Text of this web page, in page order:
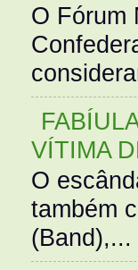
O Fórum
VÍTIMA
O
também
(Band),...